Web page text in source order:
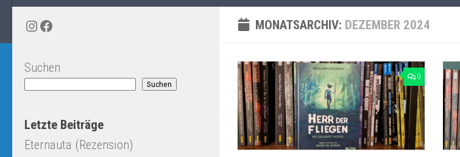
MONATSARCHIV: DEZEMBER 2024
0
Instagram
Facebook
Suchen
Suchen
Letzte Beiträge
Eternauta (Rezension)